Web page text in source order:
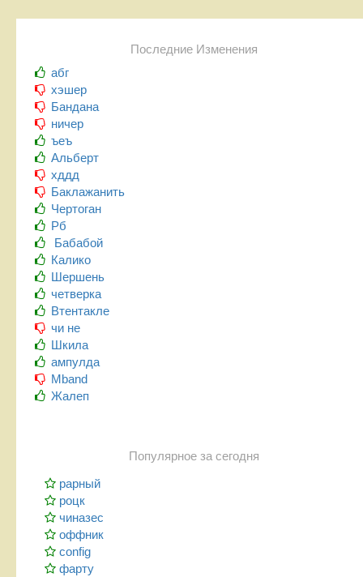
Последние Изменения
абг
хэшер
Бандана
ничер
ъеъ
Альберт
хддд
Баклажанить
Чертоган
Рб
Бабабой
Калико
Шершень
четверка
Втентакле
чи не
Шкила
ампулда
Mband
Жалеп
Популярное за сегодня
рарный
роцк
чиназес
оффник
config
фарту